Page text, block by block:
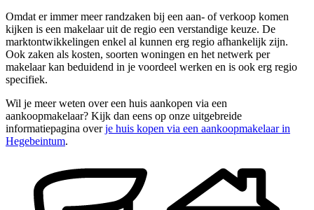
Omdat er immer meer randzaken bij een aan- of verkoop komen
kijken is een makelaar uit de regio een verstandige keuze. De
marktontwikkelingen enkel al kunnen erg regio afhankelijk zijn.
Ook zaken als kosten, soorten woningen en het netwerk per
makelaar kan beduidend in je voordeel werken en is ook erg regio
specifiek.
Wil je meer weten over een huis aankopen via een
aankoopmakelaar? Kijk dan eens op onze uitgebreide
informatiepagina overje huis kopen via een aankoopmakelaar in
Hegebeintum.